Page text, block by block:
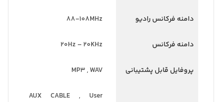
دامنه فرکانس رادیو 88-108MHz
دامنه فرکانس 20Hz – 20KHz
پروفایل قابل پشتیبانی MP3 , WAV
AUX CABLE , User